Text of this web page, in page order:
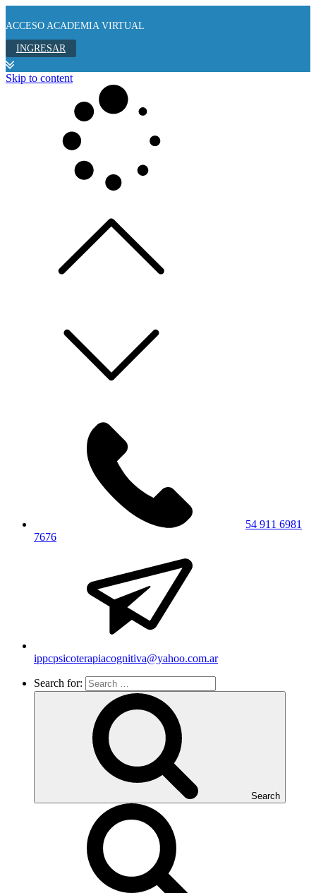
ACCESO ACADEMIA VIRTUAL
INGRESAR
Skip to content
54 911 6981
7676
ippcpsicoterapiacognitiva@yahoo.com.ar
Search for:
Search